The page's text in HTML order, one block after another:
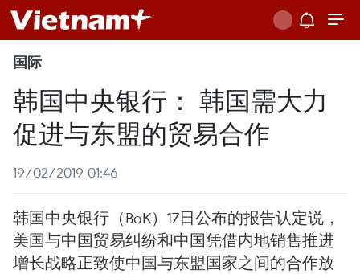
国际
韩国中央银行： 韩国需大力
促进与东盟的贸易合作
19/02/2019 01:46
韩国中央银行（BoK）17日公布的报告认定说，
美国与中国贸易纠纷和中国凭借内地销售推进
增长战略正致使中国与东盟国家之间的合作放